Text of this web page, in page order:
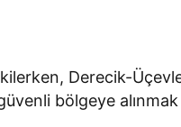
Derecik-
bölgeye